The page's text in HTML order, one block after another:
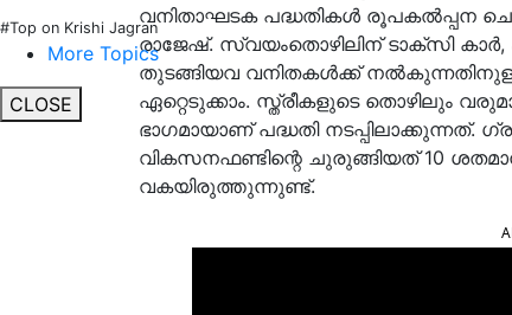
#Top on Krishi Jagran
More Topics
CLOSE
വനിതാഘടക പദ്ധതികൾ രൂപകൽപ്പന
രാജേഷ്‌. സ്വയംതൊഴിലിന് ടാക്‌സി
തുടങ്ങിയവ വനിതകൾക്ക്‌
ഏറ്റെടുക്കാം. സ്ത്രീകളുടെ തൊഴിലും
ഭാഗമായാണ് പദ്ധതി
വികസനഫണ്ടിന്റെ ചുരുങ്ങിയത് 10
വകയിരുത്തുന്നുണ്ട്.